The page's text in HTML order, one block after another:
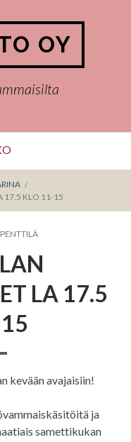
OY
17.5 KLO 11-15
LA 17.5
kevään avajaisiin!
ja
samettikukan